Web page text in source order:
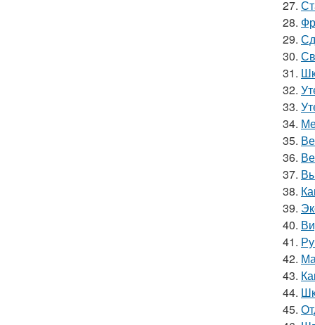
27.
28.
29.
30.
31.
32.
33.
34.
35.
36.
37.
38.
39.
40.
41.
42.
43.
44.
45.